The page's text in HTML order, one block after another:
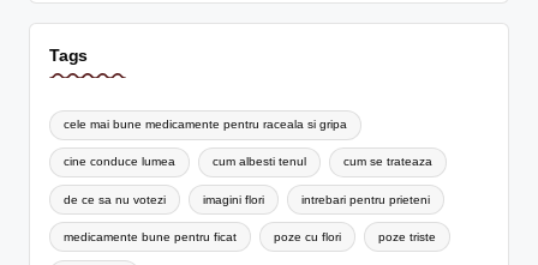
Tags
cele mai bune medicamente pentru raceala si gripa
cine conduce lumea cum albesti tenul cum se trateaza
de ce sa nu votezi imagini flori intrebari pentru prieteni
medicamente bune pentru ficat poze cu flori poze triste